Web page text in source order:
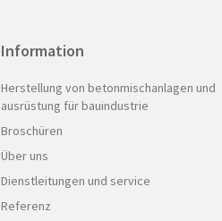
Information
Herstellung von betonmischanlagen und
ausrüstung für bauindustrie
Broschüren
Über uns
Dienstleitungen und service
Referenz